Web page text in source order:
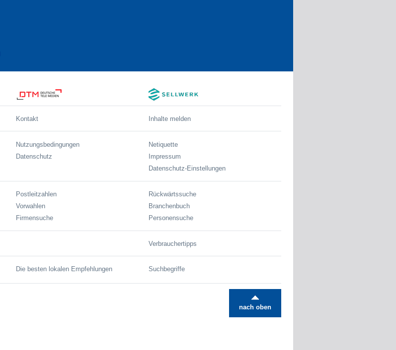
Kontakt Inhalte melden
Nutzungsbedingungen
Datenschutz
Netiquette
Impressum
Datenschutz-Einstellungen
Postleitzahlen
Vorwahlen
Firmensuche
Rückwärtssuche
Branchenbuch
Personensuche
Verbrauchertipps
Die besten lokalen Empfehlungen Suchbegriffe
nach oben